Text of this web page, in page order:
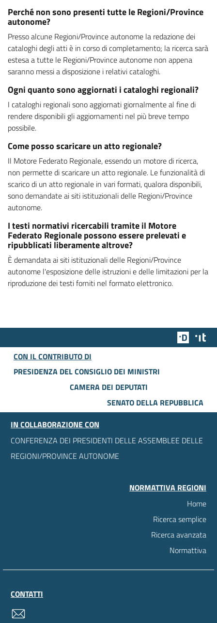
Perché non sono presenti tutte le Regioni/Province
autonome?
Presso alcune Regioni/Province autonome la redazione dei
cataloghi degli atti è in corso di completamento; la ricerca sarà
estesa a tutte le Regioni/Province autonome non appena
saranno messi a disposizione i relativi cataloghi.
Ogni quanto sono aggiornati i cataloghi regionali?
I cataloghi regionali sono aggiornati giornalmente al fine di
rendere disponibili gli aggiornamenti nel più breve tempo
possibile.
Come posso scaricare un atto regionale?
Il Motore Federato Regionale, essendo un motore di ricerca,
non permette di scaricare un atto regionale. Le funzionalità di
scarico di un atto regionale in vari formati, qualora disponibili,
sono demandate ai siti istituzionali delle Regioni/Province
autonome.
I testi normativi ricercabili tramite il Motore
Federato Regionale possono essere prelevati e
ripubblicati liberamente altrove?
È demandata ai siti istituzionali delle Regioni/Province
autonome l'esposizione delle istruzioni e delle limitazioni per la
riproduzione dei testi forniti nel formato elettronico.
Team
CON IL CONTRIBUTO DI
PRESIDENZA DEL CONSIGLIO DEI MINISTRI
CAMERA DEI DEPUTATI
SENATO DELLA REPUBBLICA
IN COLLABORAZIONE CON
CONFERENZA DEI PRESIDENTI DELLE ASSEMBLEE DELLE
REGIONI/PROVINCE AUTONOME
NORMATTIVA REGIONI
Home
Ricerca semplice
Ricerca avanzata
Normattiva
CONTATTI